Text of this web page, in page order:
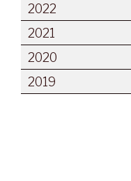
2022
2021
2020
2019